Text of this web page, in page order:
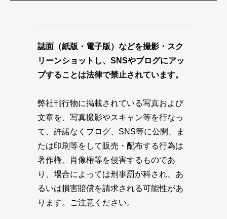
誌面（紙版・電子版）などを撮影・スク
リーンショットし、SNSやブログにアッ
プすることは法律で禁止されています。
弊社刊行物に掲載されている写真および
文章を、写真撮影やスキャン等を行なっ
て、許諾なくブログ、SNS等に公開、ま
たは印刷等をして販売・配布する行為は
著作権、肖像権等を侵害するものであ
り、場合によっては刑事罰が科され、あ
るいは損害賠償を請求される可能性があ
ります。ご注意ください。